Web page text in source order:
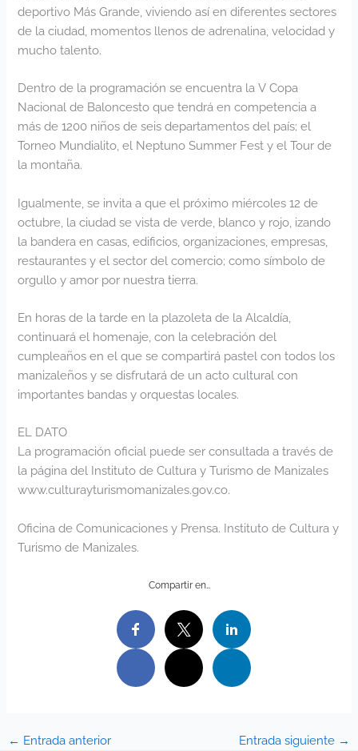
deportivo Más Grande, viviendo así en diferentes sectores
de la ciudad, momentos llenos de adrenalina, velocidad y
mucho talento.
Dentro de la programación se encuentra la V Copa
Nacional de Baloncesto que tendrá en competencia a
más de 1200 niños de seis departamentos del país; el
Torneo Mundialito, el Neptuno Summer Fest y el Tour de
la montaña.
Igualmente, se invita a que el próximo miércoles 12 de
octubre, la ciudad se vista de verde, blanco y rojo, izando
la bandera en casas, edificios, organizaciones, empresas,
restaurantes y el sector del comercio; como símbolo de
orgullo y amor por nuestra tierra.
En horas de la tarde en la plazoleta de la Alcaldía,
continuará el homenaje, con la celebración del
cumpleaños en el que se compartirá pastel con todos los
manizaleños y se disfrutará de un acto cultural con
importantes bandas y orquestas locales.
EL DATO
La programación oficial puede ser consultada a través de
la página del Instituto de Cultura y Turismo de Manizales
www.culturayturismomanizales.gov.co.
Oficina de Comunicaciones y Prensa. Instituto de Cultura y
Turismo de Manizales.
Compartir en…
← Entrada anterior Entrada siguiente →